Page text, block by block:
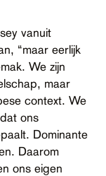
vanuit
“maar eerlijk
We zijn
maar
context. We
ons
Dominante
Daarom
ons eigen